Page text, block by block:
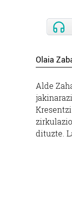
Olaia
Alde
dituzte.